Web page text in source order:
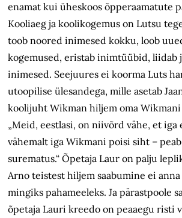
enamat kui üheskoos õpperaamatute
Kooliaeg ja koolikogemus on Lutsu
toob noored inimesed kokku, loob
kogemused, eristab inimtüübid, liidab
inimesed. Seejuures ei koorma Luts
utoopilise ülesandega, mille asetab
koolijuht Wikman hiljem oma
„Meid, eestlasi, on niivõrd vähe, et iga
vähemalt iga Wikmani poisi siht –
surematus.“ Õpetaja Laur on palju
Arno teistest hiljem saabumine ei
mingiks pahameeleks. Ja pärastpoole
õpetaja Lauri kreedo on peaaegu risti